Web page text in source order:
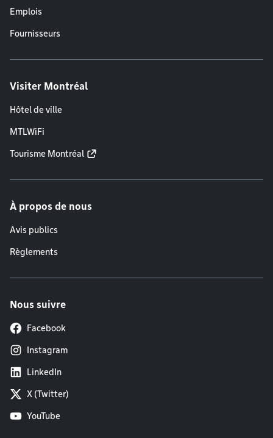
Emplois
Fournisseurs
Visiter Montréal
Hôtel de ville
MTLWiFi
Tourisme Montréal
À propos de nous
Avis publics
Règlements
Nous suivre
Facebook
Instagram
LinkedIn
X (Twitter)
YouTube